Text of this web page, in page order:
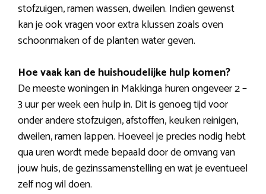
stofzuigen, ramen wassen, dweilen. Indien gewenst
kan je ook vragen voor extra klussen zoals oven
schoonmaken of de planten water geven.
Hoe vaak kan de huishoudelijke hulp komen?
De meeste woningen in Makkinga huren ongeveer 2 –
3 uur per week een hulp in. Dit is genoeg tijd voor
onder andere stofzuigen, afstoffen, keuken reinigen,
dweilen, ramen lappen. Hoeveel je precies nodig hebt
qua uren wordt mede bepaald door de omvang van
jouw huis, de gezinssamenstelling en wat je eventueel
zelf nog wil doen.